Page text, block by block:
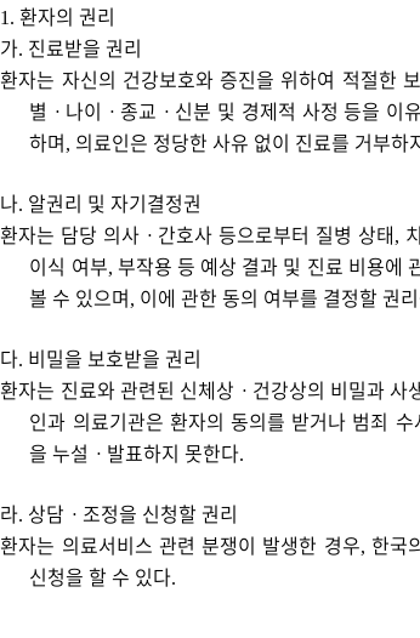
1. 환자의 권리
가. 진료받을 권리
환자는 자신의 건강보호와 증진을 위하여 적절한
별 ㆍ 나이 ㆍ종교 ㆍ 신분 및 경제적 사정 등을 이
하며, 의료인은 정당한 사유 없이 진료를 거부하
나. 알권리 및 자기결정권
환자는 담당 의사 ㆍ 간호사 등으로부터 질병 상태,
이식 여부, 부작용 등 예상 결과 및 진료 비용에
볼 수 있으며, 이에 관한 동의 여부를 결정할 권
다. 비밀을 보호받을 권리
환자는 진료와 관련된 신체상 ㆍ 건강상의 비밀과 사
인과 의료기관은 환자의 동의를 받거나 범죄
을 누설 ㆍ 발표하지 못한다.
라. 상담 ㆍ조정을 신청할 권리
환자는 의료서비스 관련 분쟁이 발생한 경우, 한국
신청을 할 수 있다.